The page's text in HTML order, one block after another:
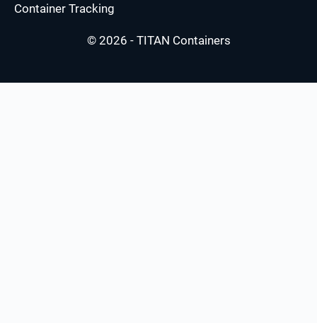
Container Tracking
© 2026 - TITAN Containers